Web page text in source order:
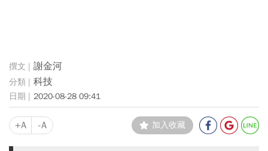
謝金河
科技
2020-08-28 09:41
+A -A 加入收藏